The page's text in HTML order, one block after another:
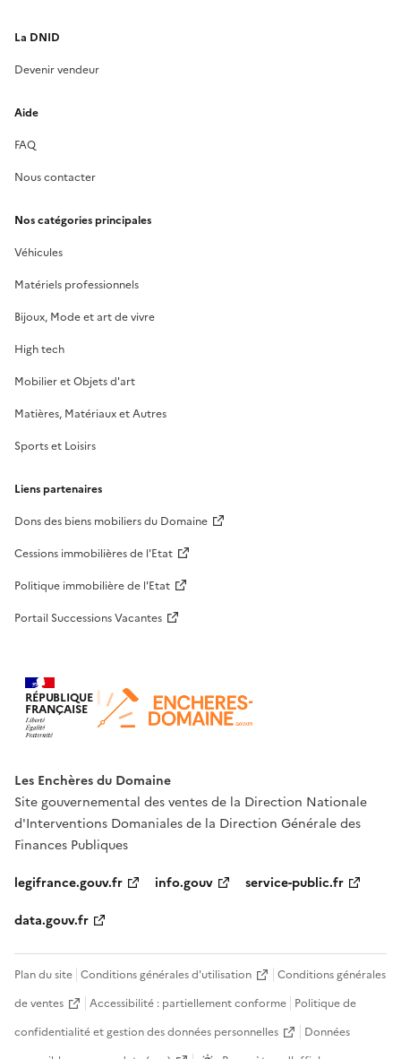
La DNID
Devenir vendeur
Aide
FAQ
Nous contacter
Nos catégories principales
Véhicules
Matériels professionnels
Bijoux, Mode et art de vivre
High tech
Mobilier et Objets d'art
Matières, Matériaux et Autres
Sports et Loisirs
Liens partenaires
Dons des biens mobiliers du Domaine
Cessions immobilières de l'Etat
Politique immobilière de l'Etat
Portail Successions Vacantes
RÉPUBLIQUE
FRANÇAISE
Les Enchères du Domaine
Site gouvernemental des ventes de la Direction Nationale
d'Interventions Domaniales de la Direction Générale des
Finances Publiques
legifrance.gouv.fr
info.gouv
service-public.fr
data.gouv.fr
Plan du site Conditions générales d'utilisation
Conditions générales
de ventes
Accessibilité : partiellement conforme Politique de
confidentialité et gestion des données personnelles
Données